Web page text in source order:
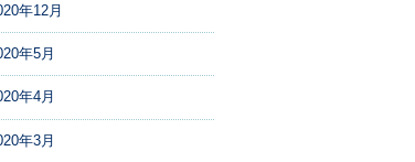
年12月
年5月
年4月
年3月